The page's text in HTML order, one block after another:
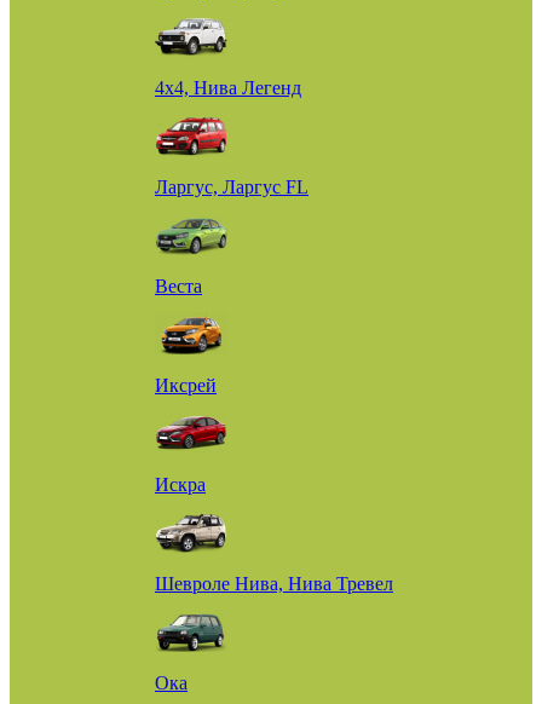
4х4, Нива Легенд
Ларгус, Ларгус FL
Веста
Иксрей
Искра
Шевроле Нива, Нива Тревел
Ока